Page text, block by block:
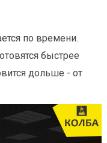
по времени.
быстрее
дольше - от